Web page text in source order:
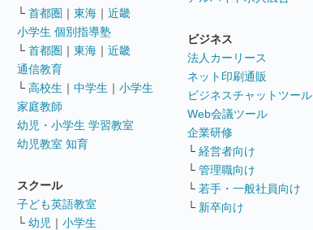
└ 首都圏 ｜ 東海 ｜ 近畿
小学生 個別指導塾
└ 首都圏 ｜ 東海 ｜ 近畿
通信教育
└ 高校生 ｜ 中学生 ｜ 小学生
家庭教師
幼児・小学生 学習教室
幼児教室 知育
スクール
子ども英語教室
└ 幼児 ｜ 小学生
ビジネス
法人カーリース
ネット印刷通販
ビジネスチャットツール
Web会議ツール
企業研修
└ 経営者向け
└ 管理職向け
└ 若手・一般社員向け
└ 新卒向け